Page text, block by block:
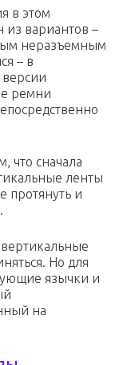
в этом
из вариантов –
неразъемным
– в
версии
ремни
что сначала
ленты
протянуть и
вертикальные
Но для
язычки и
на